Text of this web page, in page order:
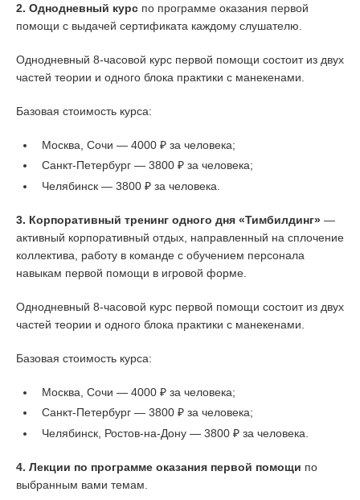
2. Однодневный курс по программе оказания первой
помощи с выдачей сертификата каждому слушателю.
Однодневный 8-часовой курс первой помощи состоит из двух
частей теории и одного блока практики с манекенами.
Базовая стоимость курса:
Москва, Сочи — 4000 ₽ за человека;
Санкт-Петербург — 3800 ₽ за человека;
Челябинск — 3800 ₽ за человека.
3. Корпоративный тренинг одного дня «Тимбилдинг» —
активный корпоративный отдых, направленный на сплочение
коллектива, работу в команде с обучением персонала
навыкам первой помощи в игровой форме.
Однодневный 8-часовой курс первой помощи состоит из двух
частей теории и одного блока практики с манекенами.
Базовая стоимость курса:
Москва, Сочи — 4000 ₽ за человека;
Санкт-Петербург — 3800 ₽ за человека;
Челябинск, Ростов-на-Дону — 3800 ₽ за человека.
4. Лекции по программе оказания первой помощи по
выбранным вами темам.